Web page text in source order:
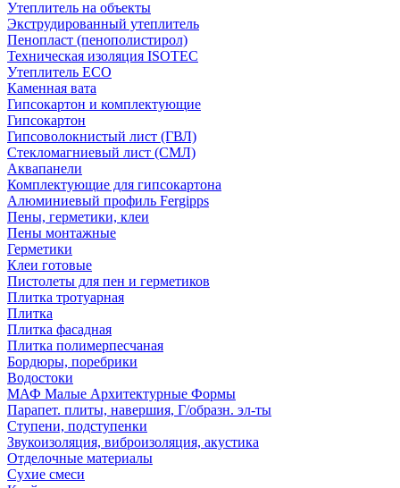
Утеплитель на объекты
Экструдированный утеплитель
Пенопласт (пенополистирол)
Техническая изоляция ISOTEC
Утеплитель ECO
Каменная вата
Гипсокартон и комплектующие
Гипсокартон
Гипсоволокнистый лист (ГВЛ)
Стекломагниевый лист (СМЛ)
Аквапанели
Комплектующие для гипсокартона
Алюминиевый профиль Fergipps
Пены, герметики, клеи
Пены монтажные
Герметики
Клеи готовые
Пистолеты для пен и герметиков
Плитка тротуарная
Плитка
Плитка фасадная
Плитка полимерпесчаная
Бордюры, поребрики
Водостоки
МАФ Малые Архитектурные Формы
Парапет. плиты, навершия, Г/образн. эл-ты
Ступени, подступенки
Звукоизоляция, виброизоляция, акустика
Отделочные материалы
Сухие смеси